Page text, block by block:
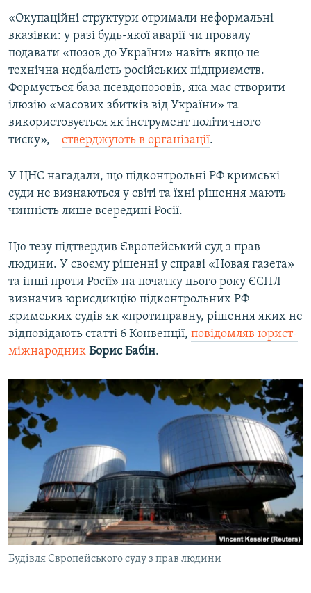
«Окупаційні структури отримали неформальні
вказівки: у разі будь-якої аварії чи провалу
подавати «позов до України» навіть якщо це
технічна недбалість російських підприємств.
Формується база псевдопозовів, яка має створити
ілюзію «масових збитків від України» та
використовується як інструмент політичного
тиску», – стверджують в організації.
У ЦНС нагадали, що підконтрольні РФ кримські
суди не визнаються у світі та їхні рішення мають
чинність лише всередині Росії.
Цю тезу підтвердив Європейський суд з прав
людини. У своєму рішенні у справі «Новая газета»
та інші проти Росії» на початку цього року ЄСПЛ
визначив юрисдикцію підконтрольних РФ
кримських судів як «протиправну, рішення яких не
відповідають статті 6 Конвенції, повідомляв юрист-
міжнародник Борис Бабін.
Будівля Європейського суду з прав людини